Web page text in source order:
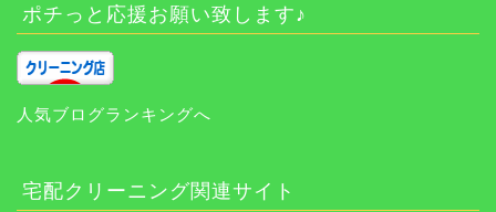
ポチっと応援お願い致します♪
人気ブログランキングへ
宅配クリーニング関連サイト